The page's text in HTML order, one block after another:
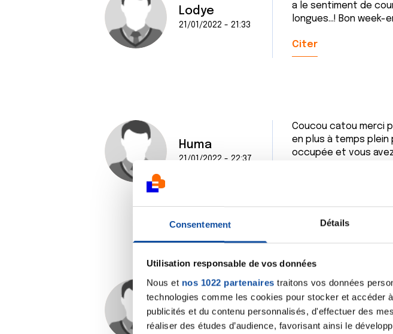
Consentement Détails
Utilisation responsable de vos données
Nous et nos 1022 partenaires traitons vos données
technologies comme les cookies pour stocker et accéder
publicités et du contenu personnalisés, d'effectuer des
réaliser des études d’audience, favorisant ainsi le
Lodye
21/01/2022 - 21:33
a le sentiment de
longues…! Bon week-
Citer
Huma
21/01/2022 - 22:37
Coucou catou merci
en plus à temps
occupée et vous
Citer
Gao
21/01/2022 - 22:39
Bonsoir Cathy-Catou,
Je vous admire, une
Pas besoin de vous
perso, je suis